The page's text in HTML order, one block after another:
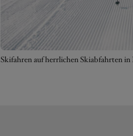
Skifahren auf herrlichen Skiabfahrten in